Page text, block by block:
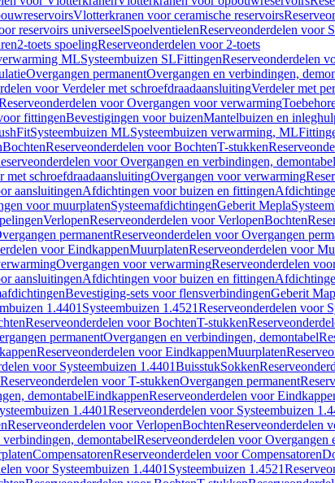
Vlotterkranen voor ceramische reservoirs
reservoirs universeelSpoelventielenReserveonderdelen voor
2-toets spoelingReserveonderdelen voor 2-toets
MLSysteembuizen SLFittingenReserveonderdelen
Overgangen permanentOvergangen en verbindingen,
voor Verdeler met schroefdraadaansluitingVerdeler met
voor Overgangen voor verwarming
fittingenBevestigingen voor buizenMantelbuizen en
Systeembuizen MLSysteembuizen verwarming, ML
BochtenReserveonderdelen voor BochtenT-stukken
voor Overgangen en verbindingen, demontabel
met schroefdraadaansluitingOvergangen voor verwarming
aansluitingenAfdichtingen voor buizen en fittingen
voor muurplatenSysteemafdichtingenGeberit Mepla
VerlopenReserveonderdelen voor VerlopenBochten
permanentReserveonderdelen voor Overgangen
voor EindkappenMuurplatenReserveonderdelen voor
Overgangen voor verwarmingReserveonderdelen
aansluitingenAfdichtingen voor buizen en fittingen
Bevestiging-sets voor flensverbindingenGeberit
1.4401 Systeembuizen 1.4521Reserveonderdelen voor
Reserveonderdelen voor BochtenT-stukken
permanentOvergangen en verbindingen, demontabel
Reserveonderdelen voor EindkappenMuurplaten
voor Systeembuizen 1.4401BuisstukSokken
Reserveonderdelen voor T-stukkenOvergangen permanent
demontabelEindkappenReserveonderdelen voor
1.4401Reserveonderdelen voor Systeembuizen
Reserveonderdelen voor VerlopenBochtenReserveonderdelen
demontabelReserveonderdelen voor Overgangen
CompensatorenReserveonderdelen voor Compensatoren
voor Systeembuizen 1.4401 Systeembuizen 1.4521